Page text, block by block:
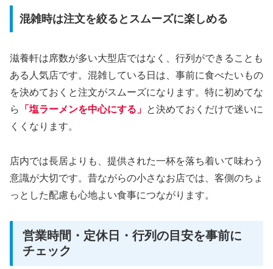
混雑時は注文を絞るとスムーズに楽しめる
滋養軒は席数が多い大型店ではなく、行列ができることも
ある人気店です。混雑している日は、事前に食べたいもの
を決めておくと注文がスムーズになります。特に初めてな
ら
「塩ラーメンを中心にする」 と決めておくだけで迷いに
くくなります。
店内では長居よりも、提供された一杯を落ち着いて味わう
意識が大切です。昔ながらの小さなお店では、客側のちょ
っとした配慮も心地よい食事につながります。
営業時間・定休日・行列の目安を事前に
チェック